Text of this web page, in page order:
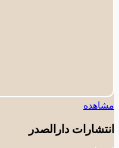
دارالصدر